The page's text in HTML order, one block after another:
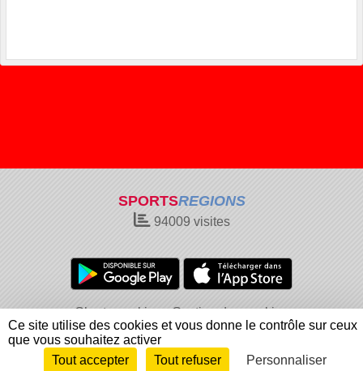
SPORTSREGIONS
94009 visites
Charte cookies
Gestion des cookies
Informations légales
Signaler un contenu inapproprié
Envie de participer ? Connexion
Ce site utilise des cookies et vous donne le contrôle sur ceux
que vous souhaitez activer
Tout accepter
Tout refuser Personnaliser